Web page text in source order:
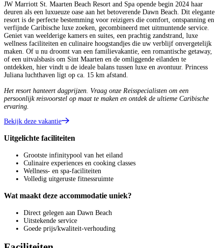
JW Marriott St. Maarten Beach Resort and Spa opende begin 2024 haar
deuren als een luxueuze oase aan het betoverende Dawn Beach. Dit elegante
resort is de perfecte bestemming voor reizigers die comfort, ontspanning en
verfijnde Caribische luxe zoeken, gecombineerd met uitmuntende service.
Geniet van weelderige kamers en suites, een prachtig zandstrand, luxe
wellness faciliteiten en culinaire hoogstandjes die uw verblijf onvergetelijk
maken. Of u nu droomt van een familievakantie, een romantische getaway,
of een uitvalsbasis om Sint Maarten en de omliggende eilanden te
ontdekken, hier vindt u de ideale balans tussen luxe en avontuur. Princess
Juliana luchthaven ligt op ca. 15 km afstand.
Het resort hanteert dagprijzen. Vraag onze Reisspecialisten om een
persoonlijk reisvoorstel op maat te maken en ontdek de ultieme Caribische
ervaring.
Bekijk deze vakantie
Uitgelichte faciliteiten
Grootste infinitypool van het eiland
Culinaire experiences en cooking classes
Wellness- en spa‑faciliteiten
Volledig uitgeruste fitnessruimte
Wat maakt deze accommodatie uniek?
Direct gelegen aan Dawn Beach
Uitstekende service
Goede prijs/kwaliteit-verhouding